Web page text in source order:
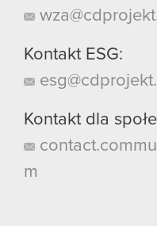
Kontakt ESG:
Kontakt dla
m